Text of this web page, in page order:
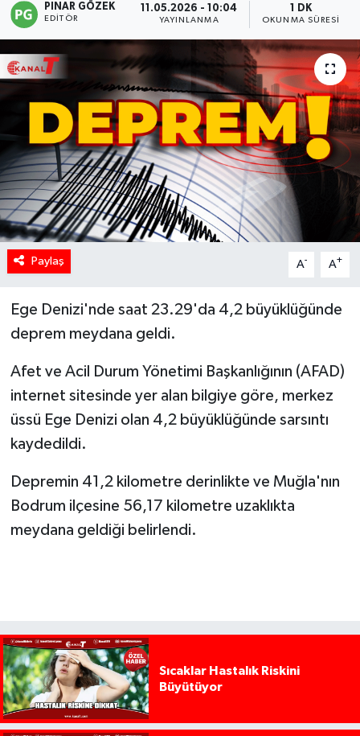
PINAR GÖZEK
EDITÖR
11.05.2026 - 10:04
YAYINLANMA
1 DK
OKUNMA SÜRESI
Paylaş A- A+
Ege Denizi'nde saat 23.29'da 4,2 büyüklüğünde
deprem meydana geldi.
Afet ve Acil Durum Yönetimi Başkanlığının (AFAD)
internet sitesinde yer alan bilgiye göre, merkez
üssü Ege Denizi olan 4,2 büyüklüğünde sarsıntı
kaydedildi.
Depremin 41,2 kilometre derinlikte ve Muğla'nın
Bodrum ilçesine 56,17 kilometre uzaklıkta
meydana geldiği belirlendi.
Sıcaklar Hastalık Riskini
Büyütüyor